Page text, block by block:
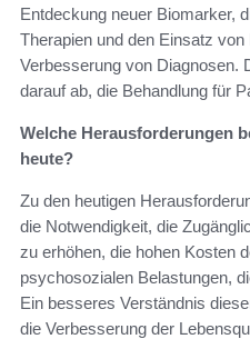
Entdeckung neuer Biomarker,
Therapien und den Einsatz
Verbesserung von Diagnosen.
darauf ab, die Behandlung für
Welche Herausforderungen
heute?
Zu den heutigen
die Notwendigkeit, die
zu erhöhen, die hohen Kosten
psychosozialen Belastungen,
Ein besseres Verständnis
die Verbesserung der